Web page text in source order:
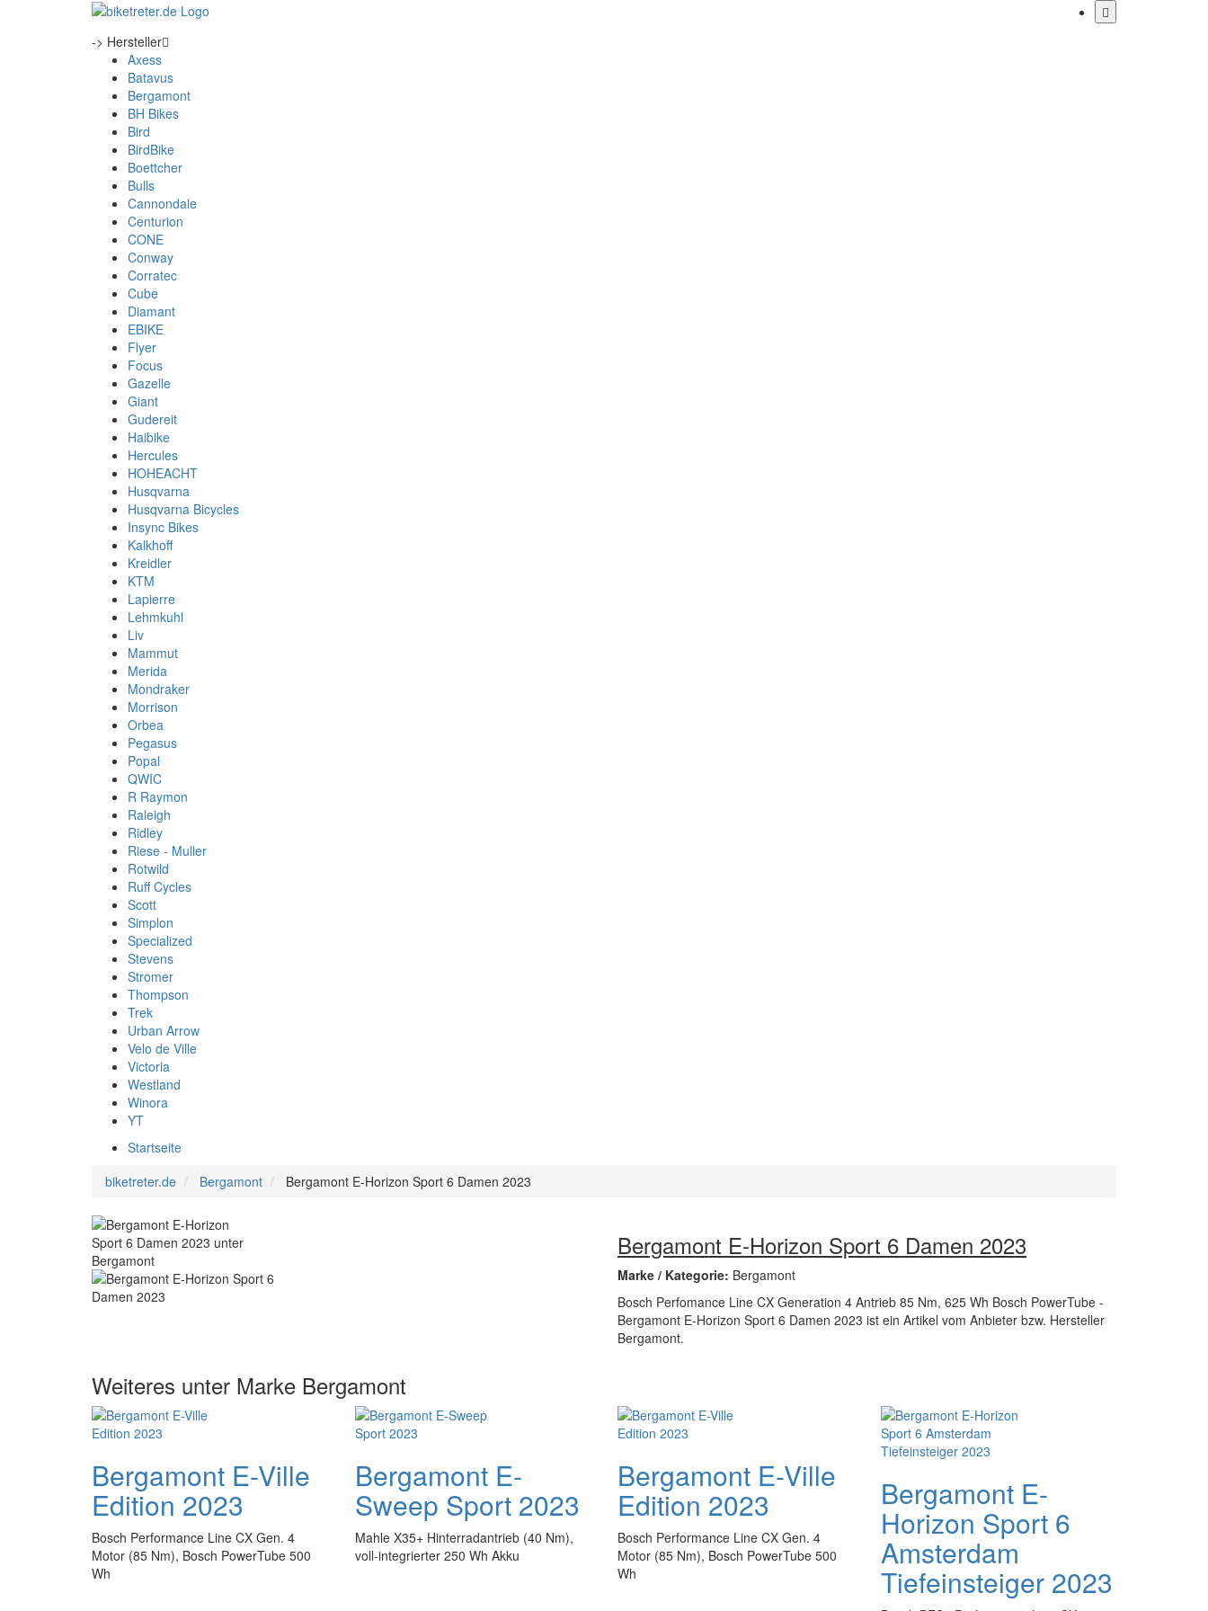
-> Hersteller
Axess
Batavus
Bergamont
BH Bikes
Bird
BirdBike
Boettcher
Bulls
Cannondale
Centurion
CONE
Conway
Corratec
Cube
Diamant
EBIKE
Flyer
Focus
Gazelle
Giant
Gudereit
Haibike
Hercules
HOHEACHT
Husqvarna
Husqvarna Bicycles
Insync Bikes
Kalkhoff
Kreidler
KTM
Lapierre
Lehmkuhl
Liv
Mammut
Merida
Mondraker
Morrison
Orbea
Pegasus
Popal
QWIC
R Raymon
Raleigh
Ridley
Riese - Muller
Rotwild
Ruff Cycles
Scott
Simplon
Specialized
Stevens
Stromer
Thompson
Trek
Urban Arrow
Velo de Ville
Victoria
Westland
Winora
YT
Startseite
biketreter.de
Bergamont Bergamont E-Horizon Sport 6 Damen 2023
Bergamont E-Horizon Sport 6 Damen 2023
Marke / Kategorie: Bergamont
Bosch Perfomance Line CX Generation 4 Antrieb 85 Nm, 625 Wh Bosch PowerTube -
Bergamont E-Horizon Sport 6 Damen 2023 ist ein Artikel vom Anbieter bzw. Hersteller
Bergamont.
Weiteres unter Marke Bergamont
Bergamont E-Ville
Edition 2023
Bosch Performance Line CX Gen. 4
Motor (85 Nm), Bosch PowerTube 500
Wh
Bergamont E-
Sweep Sport 2023
Mahle X35+ Hinterradantrieb (40 Nm),
voll-integrierter 250 Wh Akku
Bergamont E-Ville
Edition 2023
Bosch Performance Line CX Gen. 4
Motor (85 Nm), Bosch PowerTube 500
Wh
Bergamont E-
Horizon Sport 6
Amsterdam
Tiefeinsteiger 2023